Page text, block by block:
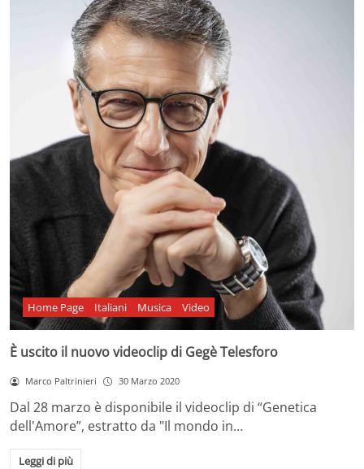
Home Page Italiani Musica Video
È uscito il nuovo videoclip di Gegè Telesforo
Marco Paltrinieri 30 Marzo 2020
Dal 28 marzo è disponibile il videoclip di “Genetica
dell'Amore”, estratto da "Il mondo in…
Leggi di più